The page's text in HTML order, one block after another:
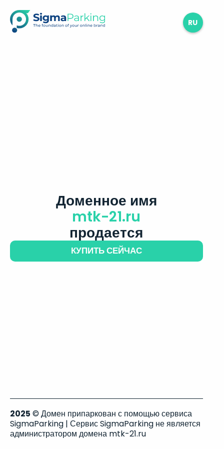
RU
Доменное имя
mtk-21.ru
продается
КУПИТЬ СЕЙЧАС
2025 © Домен припаркован с помощью сервиса
SigmaParking | Сервис SigmaParking не является
администратором домена mtk-21.ru